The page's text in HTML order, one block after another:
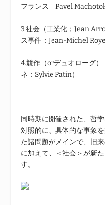
フランス：Pavel
3.社会（工業化；Jean
ス事件：Jean-Michel
4.競作（orデュオローグ
ネ：Sylvie Patin）
同時期に開催された、哲
対照的に、具体的な事象
た諸問題がメインで、旧
に加えて、＜社会＞が新
す。